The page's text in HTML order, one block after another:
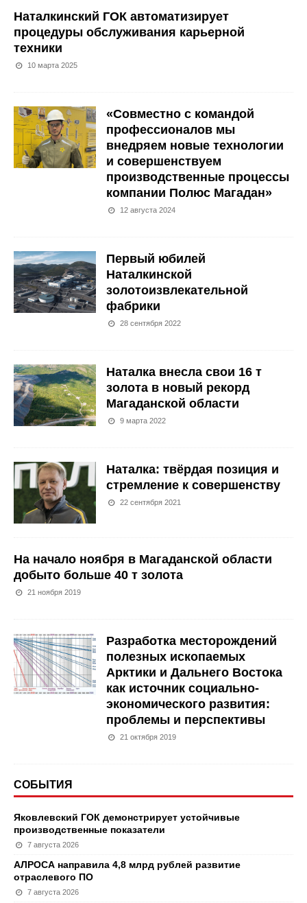
Наталкинский ГОК автоматизирует
процедуры обслуживания карьерной
техники
10 марта 2025
«Совместно с командой
профессионалов мы
внедряем новые технологии
и совершенствуем
производственные процессы
компании Полюс Магадан»
12 августа 2024
Первый юбилей
Наталкинской
золотоизвлекательной
фабрики
28 сентября 2022
Наталка внесла свои 16 т
золота в новый рекорд
Магаданской области
9 марта 2022
Наталка: твёрдая позиция и
стремление к совершенству
22 сентября 2021
На начало ноября в Магаданской области
добыто больше 40 т золота
21 ноября 2019
Разработка месторождений
полезных ископаемых
Арктики и Дальнего Востока
как источник социально-
экономического развития:
проблемы и перспективы
21 октября 2019
СОБЫТИЯ
Яковлевский ГОК демонстрирует устойчивые
производственные показатели
7 августа 2026
АЛРОСА направила 4,8 млрд рублей развитие
отраслевого ПО
7 августа 2026